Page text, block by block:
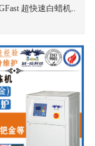
超快速白蜡机..